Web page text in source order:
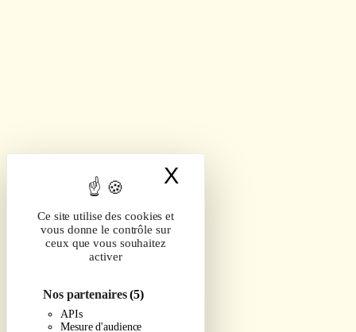
Ce site utilise des cookies et
vous donne le contrôle sur
ceux que vous souhaitez
activer
Nos partenaires(5)
APIs
Mesure d'audience
X